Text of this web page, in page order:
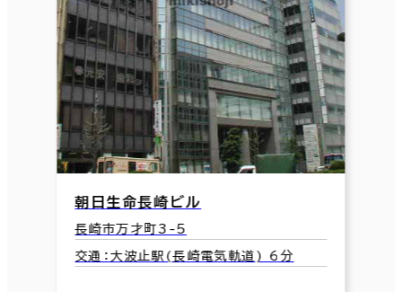
朝日生命長崎ビル
長崎市万才町3-5
交通：大波止駅(長崎電気軌道) 6分